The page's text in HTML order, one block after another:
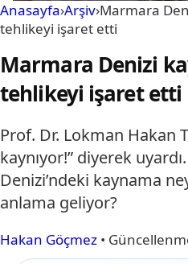
Anasayfa›Arşiv›Marmara
tehlikeyi işaret etti
Marmara Denizi
tehlikeyi işaret etti
Prof. Dr. Lokman Hakan
kaynıyor!” diyerek
Denizi’ndeki kaynama
anlama geliyor?
Hakan Göçmez •